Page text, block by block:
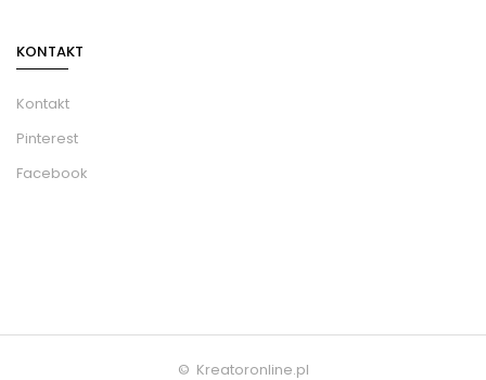
KONTAKT
Kontakt
Pinterest
Facebook
© Kreatoronline.pl